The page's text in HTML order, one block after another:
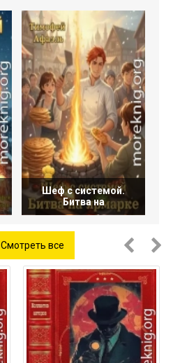
Шеф с системой.
Битва на
Смотреть все